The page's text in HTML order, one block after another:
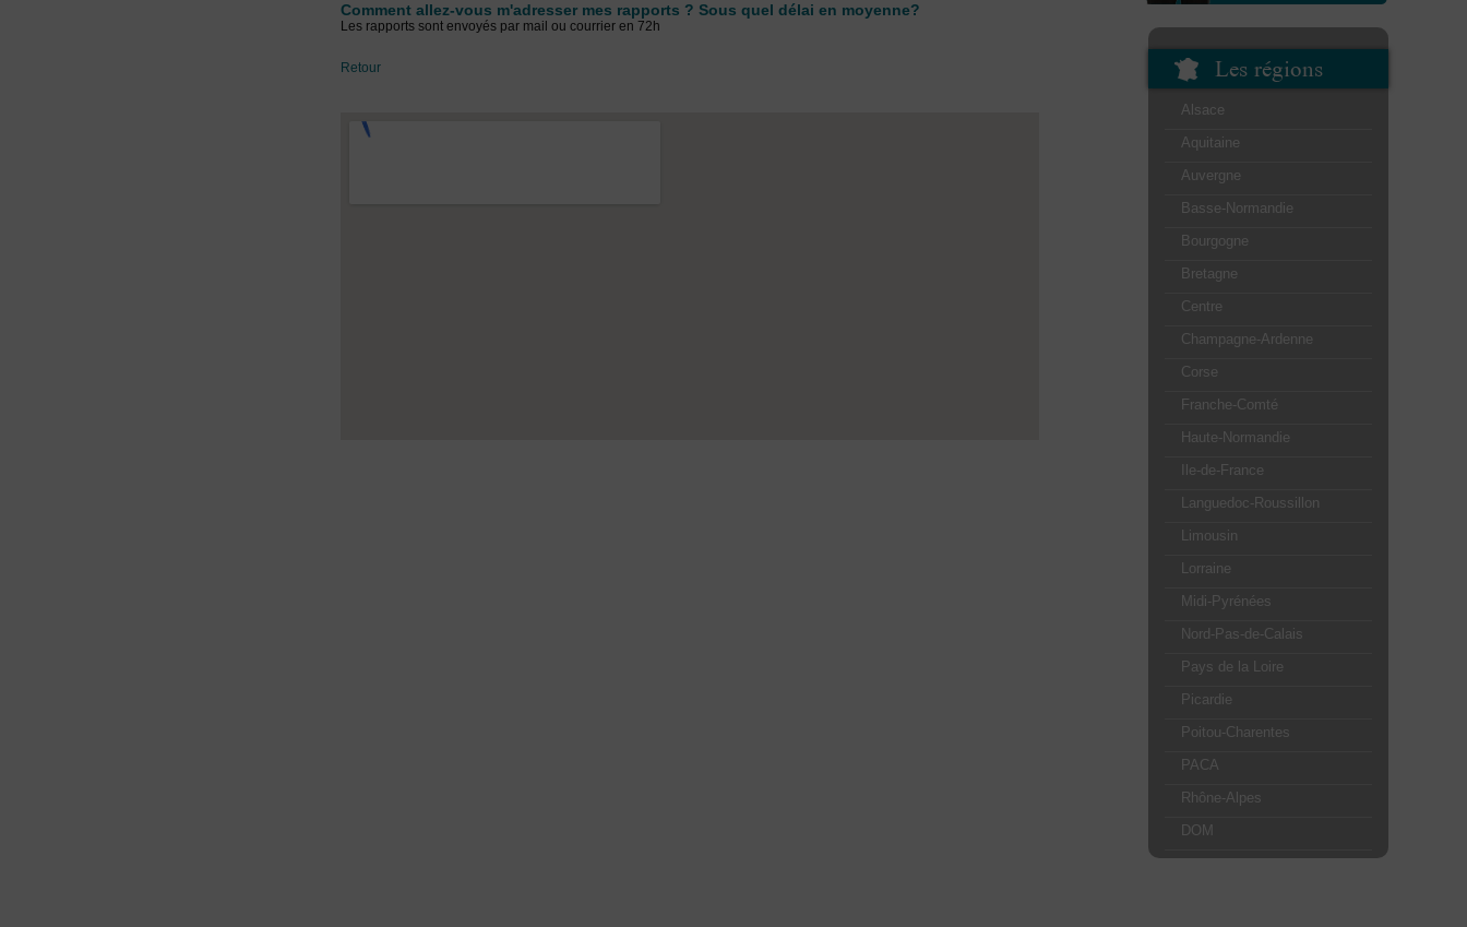
Les régions
Alsace
Aquitaine
Auvergne
Basse-Normandie
Bourgogne
Bretagne
Centre
Champagne-Ardenne
Corse
Franche-Comté
Haute-Normandie
Ile-de-France
Languedoc-Roussillon
Limousin
Lorraine
Midi-Pyrénées
Nord-Pas-de-Calais
Pays de la Loire
Picardie
Poitou-Charentes
PACA
Rhône-Alpes
DOM
Comment allez-vous m'adresser mes rapports ? Sous quel délai en moyenne?
Les rapports sont envoyés par mail ou courrier en 72h
Retour